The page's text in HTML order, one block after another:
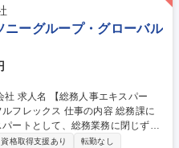
総務・人事労
/幅広いバックオフィス業務
ニーグループ・グローバル
パー
事の内容 総務課に
ートとして、総務業務に閉じず、
く業務に携わって頂きます。具体
資格取得支援あり
転勤なし